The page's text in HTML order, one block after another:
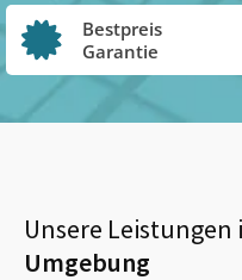
Bestpreis
Garantie
Unsere Leistungen
Umgebung